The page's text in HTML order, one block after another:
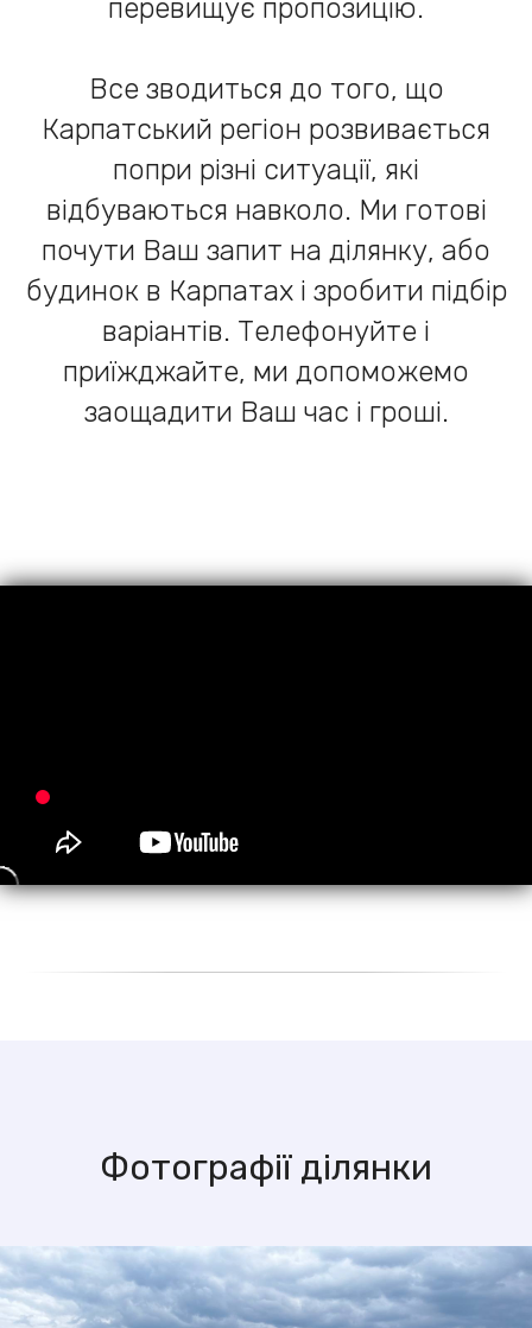
перевищує пропозицію.
Все зводиться до того, що
Карпатський регіон розвивається
попри різні ситуації, які
відбуваються навколо. Ми готові
почути Ваш запит на ділянку, або
будинок в Карпатах і зробити підбір
варіантів. Телефонуйте і
приїжджайте, ми допоможемо
заощадити Ваш час і гроші.
Фотографії ділянки